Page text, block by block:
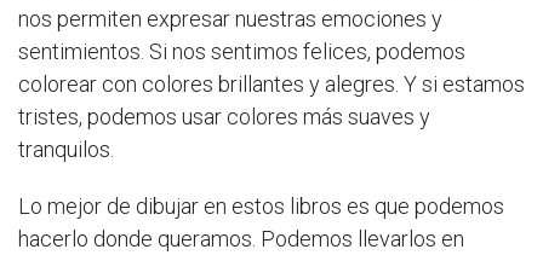
nos permiten expresar nuestras emociones y
sentimientos. Si nos sentimos felices, podemos
colorear con colores brillantes y alegres. Y si estamos
tristes, podemos usar colores más suaves y
tranquilos.
Lo mejor de dibujar en estos libros es que podemos
hacerlo donde queramos. Podemos llevarlos en